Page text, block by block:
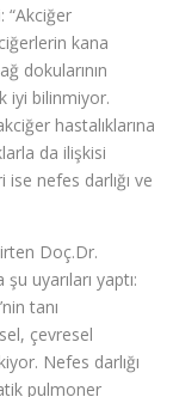
“Akciğer
kana
dokularının
iyi bilinmiyor.
hastalıklarına
da ilişkisi
nefes darlığı ve
Doç.Dr.
uyarıları yaptı:
tanı
çevresel
Nefes darlığı
pulmoner